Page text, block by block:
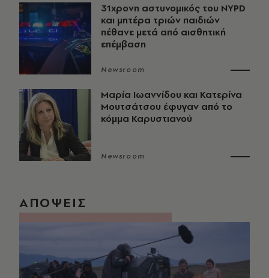
31χρονη αστυνομικός του NYPD
και μητέρα τριών παιδιών
πέθανε μετά από αισθητική
επέμβαση
Newsroom
Μαρία Ιωαννίδου και Κατερίνα
Μουτσάτσου έφυγαν από το
κόμμα Καρυστιανού
Newsroom
ΑΠΟΨΕΙΣ